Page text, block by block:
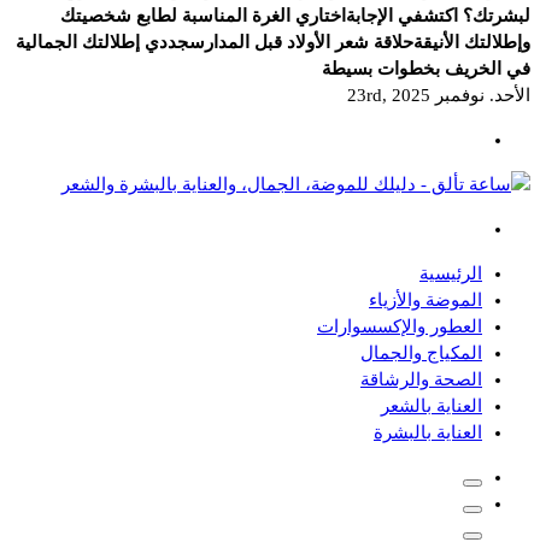
لبشرتك؟ اكتشفي الإجابة اختاري الغرة المناسبة لطابع شخصيتك
وإطلالتك الأنيقةحلاقة شعر الأولاد قبل المدارسجددي إطلالتك الجمالية
في الخريف بخطوات بسيطة
الأحد. نوفمبر 23rd, 2025
دليلك للموضة، الجمال، والعناية بالبشرة والشعر
الرئيسية
الموضة والأزياء
العطور والإكسسوارات
المكياج والجمال
الصحة والرشاقة
العناية بالشعر
العناية بالبشرة